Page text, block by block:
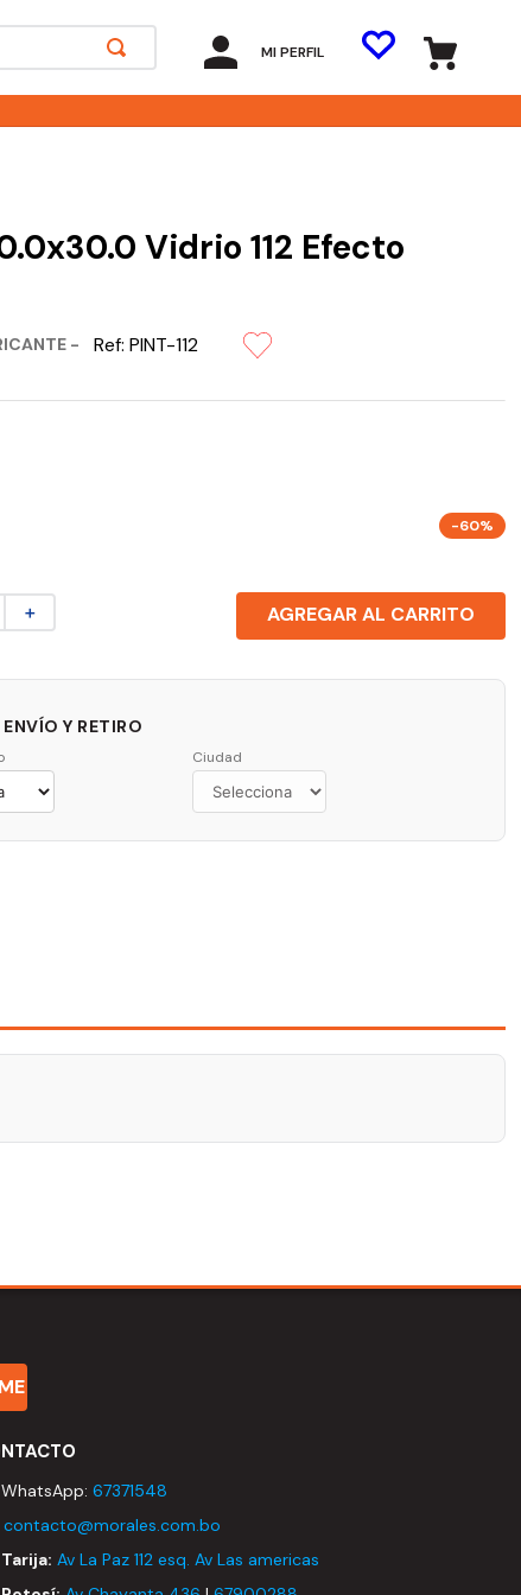
MI PERFIL
Vidrio 112 Efecto
- Ref: PINT-112
-60%
＋ AGREGAR AL CARRITO
Y RETIRO
Ciudad
WhatsApp: 67371548
contacto@morales.com.bo
Tarija: Av La Paz 112 esq. Av Las americas